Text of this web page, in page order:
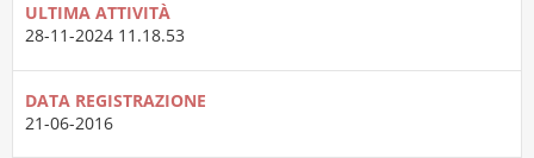
ULTIMA ATTIVITÀ
28-11-2024 11.18.53
DATA REGISTRAZIONE
21-06-2016